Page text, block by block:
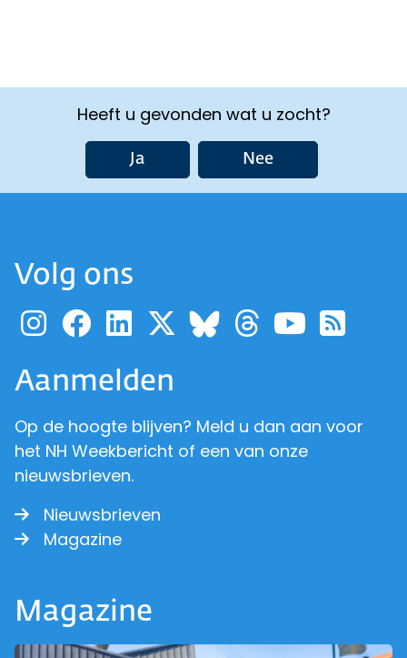
Heeft u gevonden wat u zocht?
Ja Nee
Volg ons
Ga naar de pagina van
Ga naar de pagina
Ga naar de
Ga naar de
Ga naar de
Ga naar
Ga
Aanmelden
Op de hoogte blijven? Meld u dan aan voor
het NH Weekbericht of een van onze
nieuwsbrieven.
Nieuwsbrieven
Magazine
Magazine